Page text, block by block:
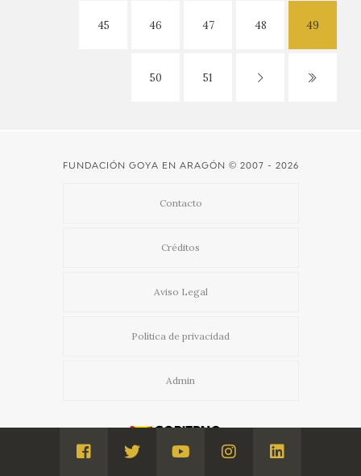
45 46 47 48 49
50 51
FUNDACIÓN GOYA EN ARAGÓN © 2007 - 2026
Contacto
Créditos
Aviso Legal
Política de privacidad
Admin
Visita
Visita
Visita
Visita
Visita